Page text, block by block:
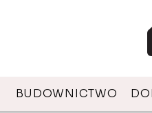
BUDOWNICTWO